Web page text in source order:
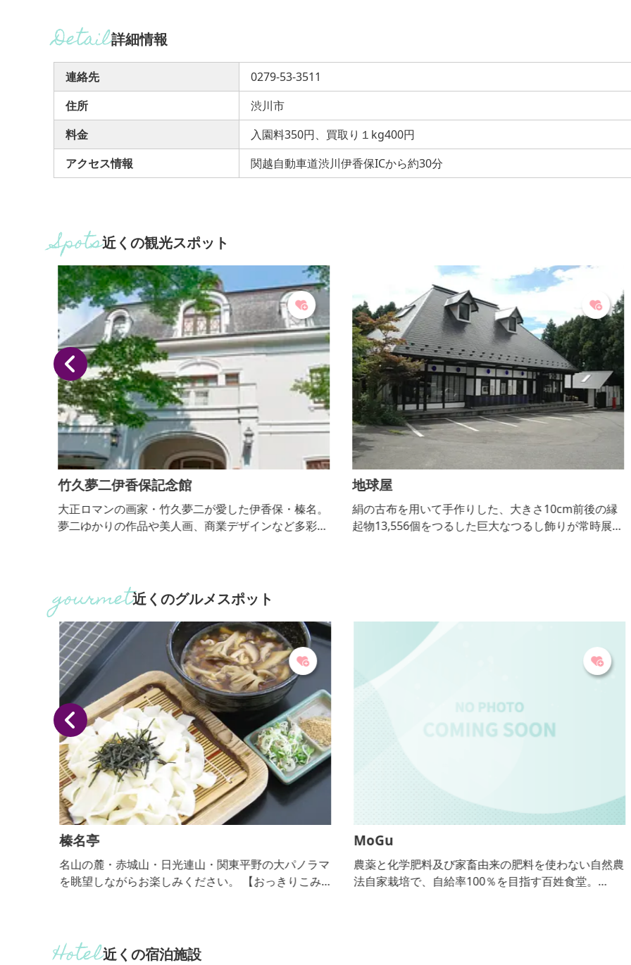
詳細情報
連絡先
0279-53-3511
住所
渋川市
料金
入園料350円、買取り１kg400円
アクセス情報
関越自動車道渋川伊香保ICから約30分
近くの観光スポット
竹久夢二伊香保記念館
大正ロマンの画家・竹久夢二が愛した伊香保・榛名。
夢二ゆかりの作品や美人画、商業デザインなど多彩な
地球屋
絹の古布を用いて手作りした、大きさ10cm前後の縁
起物13,556個をつるした巨大なつるし飾りが常時展示
近くのグルメスポット
榛名亭
名山の麓・赤城山・日光連山・関東平野の大パノラマ
を眺望しながらお楽しみください。 【おっきりこみ
MoGu
農薬と化学肥料及び家畜由来の肥料を使わない自然農
法自家栽培で、自給率100％を目指す百姓食堂。
近くの宿泊施設